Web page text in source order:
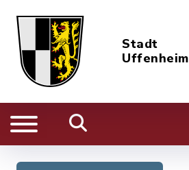
Stadt
Uffenheim